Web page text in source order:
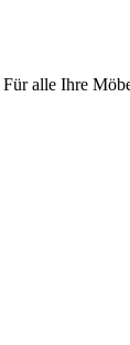
Für alle Ihre